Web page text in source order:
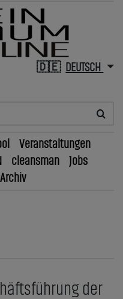
DEUTSCH
Veranstaltungen
cleansman
Jobs
der